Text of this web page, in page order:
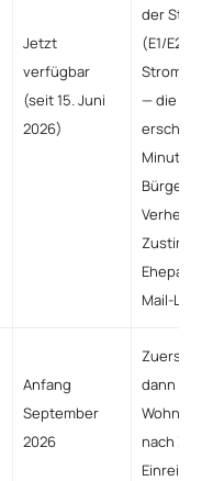
Jetzt
verfügbar
(seit 15. Juni
2026)
der
(E1/E2/E9,
— die
erscheint
Minuten im
Mail-Link
Anfang
September
2026
Zuerst
dann
nach
Einreichung